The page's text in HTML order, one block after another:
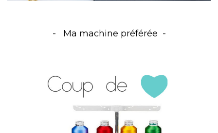
Ma machine préférée